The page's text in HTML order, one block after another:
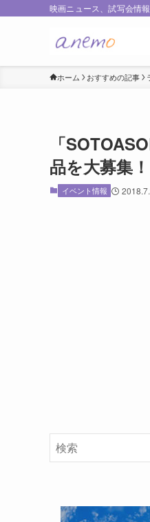
映画ニュース、試写会情
ホーム おすすめの記事
「
品を大募集
イベント情報